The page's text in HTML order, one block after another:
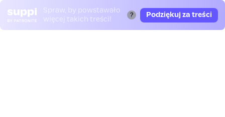
Spraw, by powstawało
więcej takich treści!
? Podziękuj za treści